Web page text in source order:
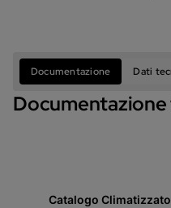
Documentazione Dati
Catalogo